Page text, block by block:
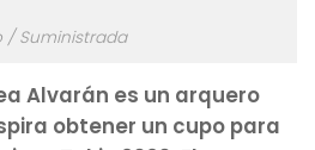
/ Suministrada
Alvarán es un arquero
obtener un cupo para